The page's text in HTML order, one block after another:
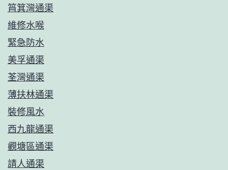
筲箕灣通渠
維修水喉
緊急防水
美孚通渠
荃灣通渠
薄扶林通渠
裝修風水
西九龍通渠
觀塘區通渠
請人通渠